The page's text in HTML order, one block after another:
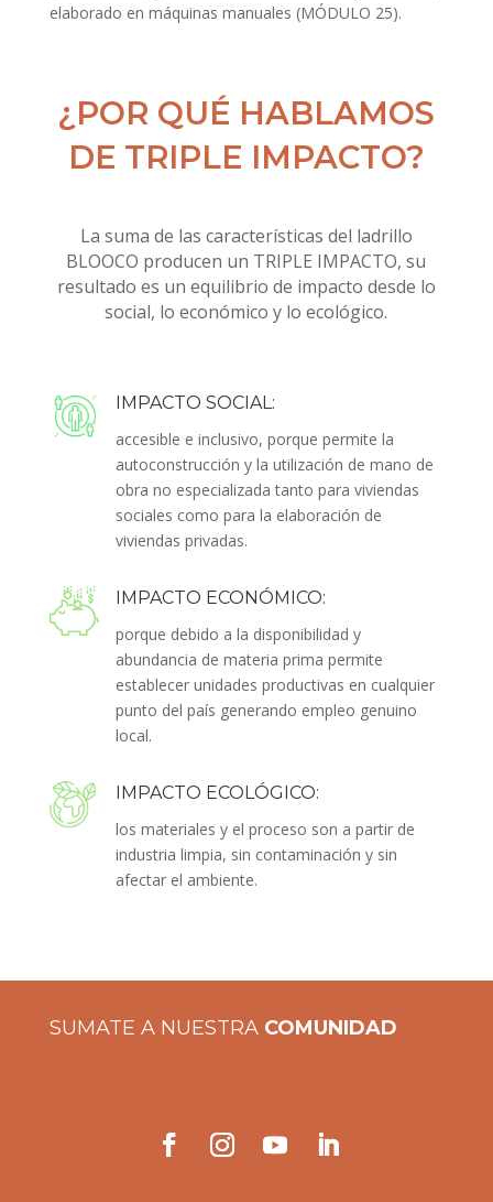
elaborado en máquinas manuales (MÓDULO 25).
¿POR QUÉ HABLAMOS
DE TRIPLE IMPACTO?
La suma de las características del ladrillo
BLOOCO producen un TRIPLE IMPACTO, su
resultado es un equilibrio de impacto desde lo
social, lo económico y lo ecológico.
IMPACTO SOCIAL:
accesible e inclusivo, porque permite la
autoconstrucción y la utilización de mano de
obra no especializada tanto para viviendas
sociales como para la elaboración de
viviendas privadas.
IMPACTO ECONÓMICO:
porque debido a la disponibilidad y
abundancia de materia prima permite
establecer unidades productivas en cualquier
punto del país generando empleo genuino
local.
IMPACTO ECOLÓGICO:
los materiales y el proceso son a partir de
industria limpia, sin contaminación y sin
afectar el ambiente.
SUMATE A NUESTRA COMUNIDAD